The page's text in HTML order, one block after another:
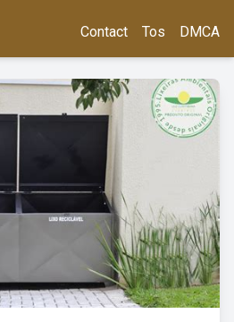
Contact Tos DMCA